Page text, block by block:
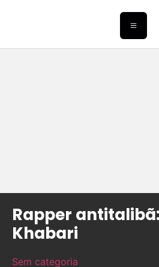
Rapper
Khabari
Sem categoria